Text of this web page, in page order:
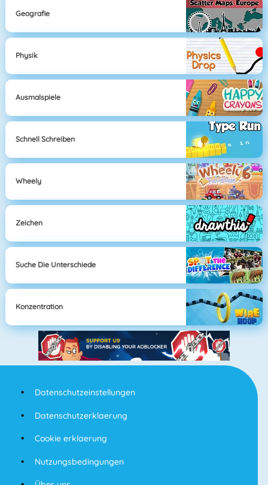
Geografie
Physik
Ausmalspiele
Schnell Schreiben
Wheely
Zeichen
Suche Die Unterschiede
Konzentration
Datenschutzeinstellungen
Datenschutzerklaerung
Cookie erklaerung
Nutzungsbedingungen